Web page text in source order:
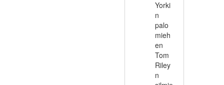
Yorki
n
palo
mieh
en
Tom
Riley
n